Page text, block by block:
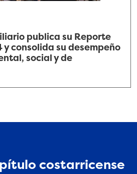
publica su Reporte
consolida su desempeño
social y de
costarricense